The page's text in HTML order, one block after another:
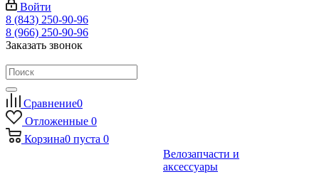
Войти
8 (843) 250-90-96
8 (966) 250-90-96
Заказать звонок
Сравнение0
Отложенные 0
Корзина0 пуста 0
Велозапчасти и
аксессуары